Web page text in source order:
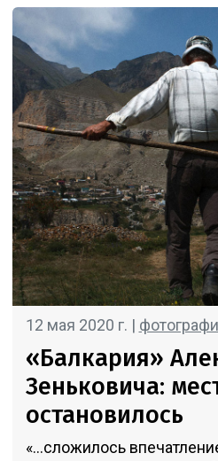
12 мая 2020 г. |
«Балкария»
Зеньковича:
остановилось
«...сложилось